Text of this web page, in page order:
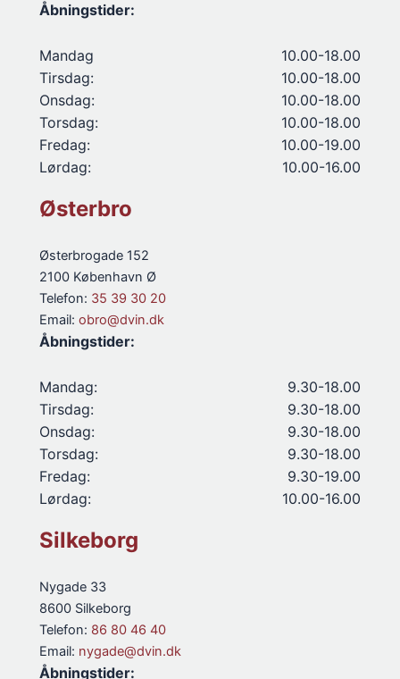
Åbningstider:
Mandag
10.00-18.00
Tirsdag:
10.00-18.00
Onsdag:
10.00-18.00
Torsdag:
10.00-18.00
Fredag:
10.00-19.00
Lørdag:
10.00-16.00
Østerbro
Østerbrogade 152
2100 København Ø
Telefon: 35 39 30 20
Email: obro@dvin.dk
Åbningstider:
Mandag:
9.30-18.00
Tirsdag:
9.30-18.00
Onsdag:
9.30-18.00
Torsdag:
9.30-18.00
Fredag:
9.30-19.00
Lørdag:
10.00-16.00
Silkeborg
Nygade 33
8600 Silkeborg
Telefon: 86 80 46 40
Email: nygade@dvin.dk
Åbningstider: